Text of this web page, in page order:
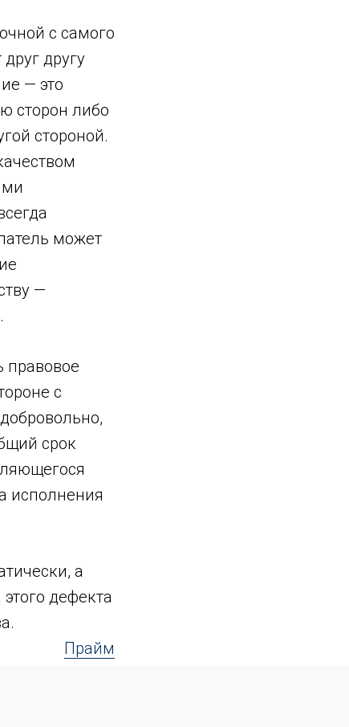
с самого
другу
— это
сторон либо
стороной.
может
—
правовое
с
срок
исполнения
а
дефекта
Прайм